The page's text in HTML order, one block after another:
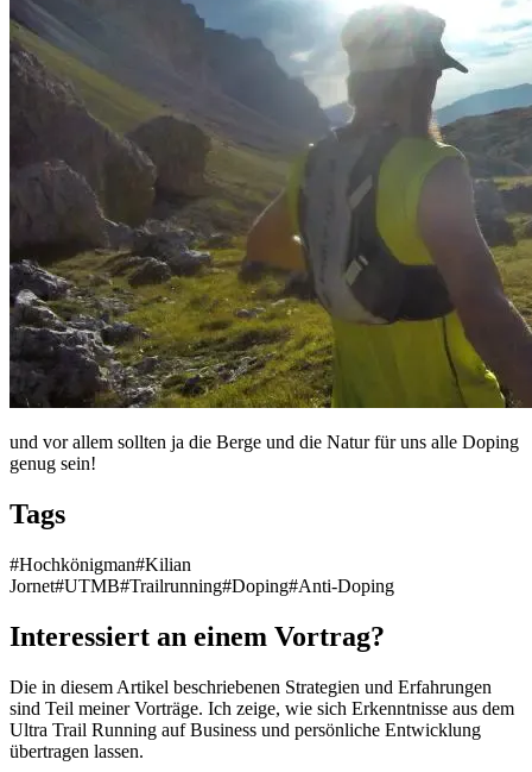
und vor allem sollten ja die Berge und die Natur für uns alle Doping
genug sein!
Tags
#Hochkönigman#Kilian
Jornet#UTMB#Trailrunning#Doping#Anti-Doping
Interessiert an einem Vortrag?
Die in diesem Artikel beschriebenen Strategien und Erfahrungen
sind Teil meiner Vorträge. Ich zeige, wie sich Erkenntnisse aus dem
Ultra Trail Running auf Business und persönliche Entwicklung
übertragen lassen.